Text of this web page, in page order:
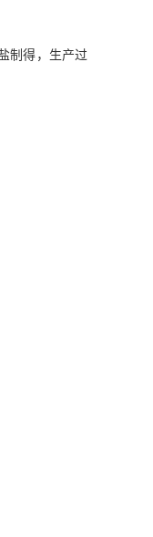
制得，生产过